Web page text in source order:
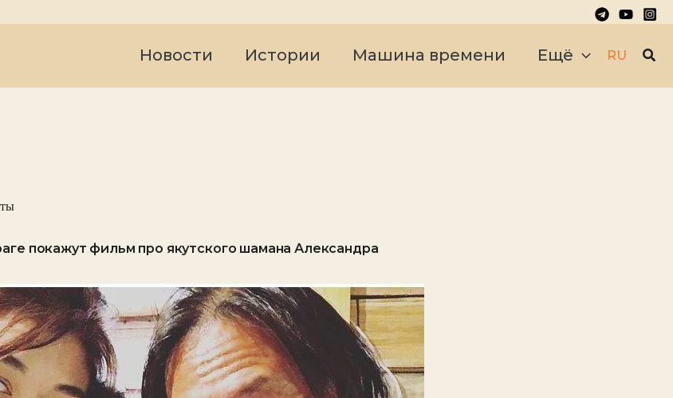
Новости Истории Машина времени Ещё RU
покажут фильм про якутского шамана Александра